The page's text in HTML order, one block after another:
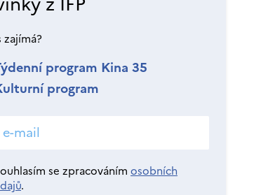
zajímá?
program Kina 35
program
se zpracováním osobních
.